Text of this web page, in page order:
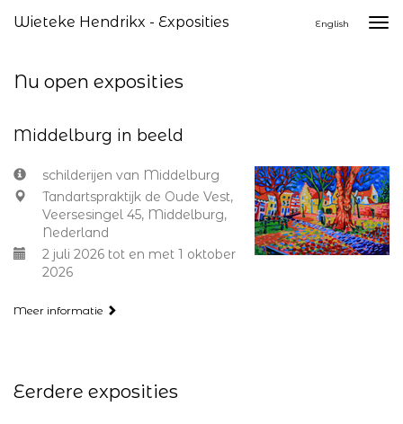
Wieteke Hendrikx - Exposities English
Nu open exposities
Middelburg in beeld
schilderijen van Middelburg
Tandartspraktijk de Oude Vest,
Veersesingel 45, Middelburg,
Nederland
2 juli 2026 tot en met 1 oktober
2026
Meer informatie
Eerdere exposities